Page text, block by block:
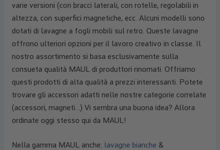
varie versioni (con bracci laterali, con rotelle, regolabili in
altezza, con superfici magnetiche, ecc. Alcuni modelli sono
dotati di lavagne a fogli mobili sul retro. Queste lavagne
offrono ulteriori opzioni per il lavoro creativo in classe. Il
nostro assortimento si basa esclusivamente sulla
consueta qualità MAUL di produttori rinomati. Offriamo
questi prodotti di alta qualità a prezzi interessanti. Potete
trovare gli accessori adatti nelle nostre categorie correlate
(accessori, magneti…) Vi sembra una buona idea? Allora
ordinate oggi stesso qui da MAUL!
Nella gamma MAUL anche: lavagne bianche &